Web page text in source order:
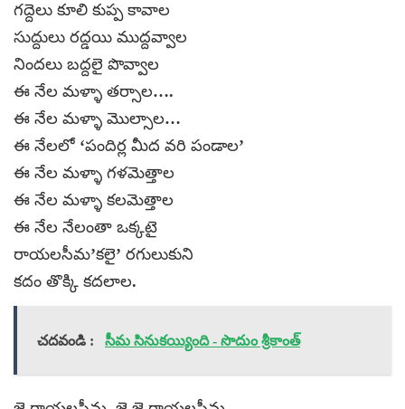
గద్దెలు కూలి కుప్ప కావాల
సుద్దులు రద్డయి ముద్దవ్వాల
నిందలు బద్దలై పొవ్వాల
ఈ నేల మళ్ళా తర్సాల….
ఈ నేల మళ్ళా మొల్సాల…
ఈ నేలలో ‘పందిర్ల మీద వరి పండాల’
ఈ నేల మళ్ళా గళమెత్తాల
ఈ నేల మళ్ళా కలమెత్తాల
ఈ నేల నేలంతా ఒక్కటై
రాయలసీమ’కలై’ రగులుకుని
కదం తొక్కి కదలాల.
చదవండి : సీమ సినుకయ్యింది - సొదుం శ్రీకాంత్